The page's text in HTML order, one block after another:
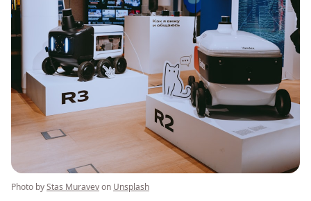
Photo byStas Muravevon Unsplash